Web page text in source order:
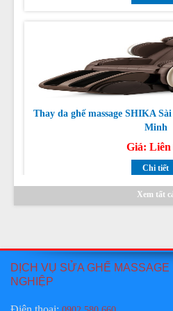
Thay da ghế massage SHIKA
Giá:Liên
Chi tiết
Sửa ghế massage TAMAKA
Xem tất
DỊCH VỤ SỬA GHẾ MASSAGE
NGHIỆP